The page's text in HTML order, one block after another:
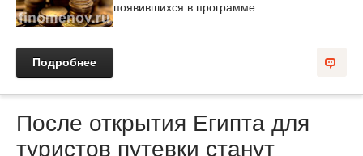
появившихся в программе.
Подробнее
После открытия Египта для
туристов путевки станут